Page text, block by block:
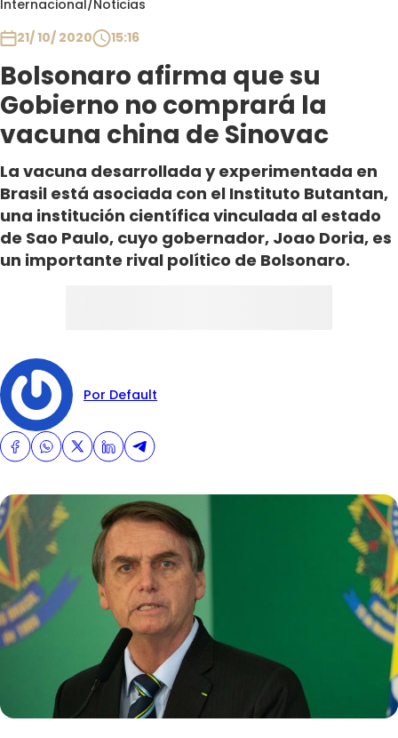
Internacional/Noticias
21/ 10/ 2020
15:16
Bolsonaro afirma que su
Gobierno no comprará la
vacuna china de Sinovac
La vacuna desarrollada y experimentada en
Brasil está asociada con el Instituto Butantan,
una institución científica vinculada al estado
de Sao Paulo, cuyo gobernador, Joao Doria, es
un importante rival político de Bolsonaro.
Por Default
Club De La Comedia
Contigo en Directo
Plan Perfecto
El Tiempo
Sabingo
Todos Los Programas